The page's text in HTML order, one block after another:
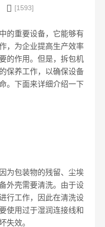
 [1593]
的重要设备，它能够有
，为企业提高生产效率
的作用。但是，拆包机
保养工作，以确保设备
。下面来详细介绍一下
包装物的残留、尘埃
外壳需要清洗。由于设
行工作，因此在清洗设
使用过于湿润连接线和
失效。